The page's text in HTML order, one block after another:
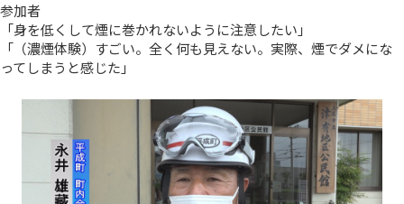
参加者
「身を低くして煙に巻かれないように注意したい」
「（濃煙体験）すごい。全く何も見えない。実際、煙でダメにな
ってしまうと感じた」